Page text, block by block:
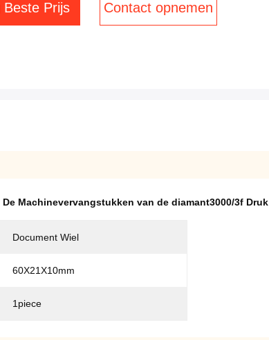
Beste Prijs Contact opnemen
De Machinevervangstukken van de diamant3000/3f Druk
Document Wiel
60X21X10mm
1piece